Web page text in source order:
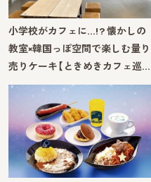
小学校がカフェに…!? 懐かしの
教室×韓国っぽ空間で楽しむ量り
売りケーキ【ときめきカフェ巡…